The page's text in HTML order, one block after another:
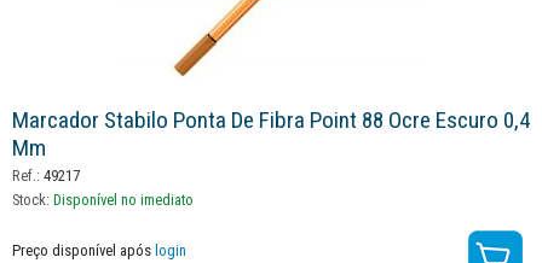
Marcador Stabilo Ponta De Fibra Point 88 Ocre Escuro 0,4
Mm
Ref.: 49217
Stock: Disponível no imediato
Preço disponível após login